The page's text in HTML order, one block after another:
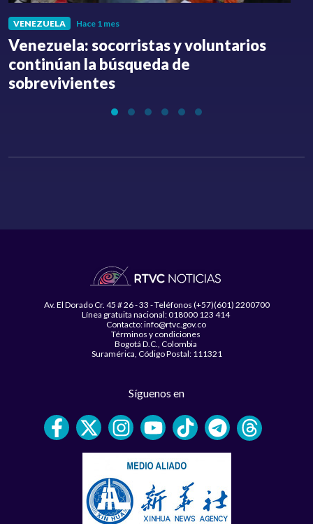
VENEZUELA Hace 1 mes
Venezuela: socorristas y voluntarios
continúan la búsqueda de
sobrevivientes
Av. El Dorado Cr. 45 # 26 - 33 - Teléfonos (+57)(601) 2200700
Línea gratuita nacional: 018000 123 414
Contacto: info@rtvc.gov.co
Términos y condiciones
Bogotá D.C., Colombia
Suramérica, Código Postal: 111321
Síguenos en